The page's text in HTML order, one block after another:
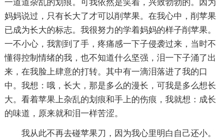
一道道杂乱的划痕。可我依然是笑着，兴致勃勃的。因为
妈妈说过，只有长大了才可以削苹果。在我心中，削苹果
已成为长大的标志。我很努力的学着妈妈的样子削苹果。
一不小心，我割到了手，疼痛感一下子侵袭过来，当时不
懂得控制情绪的我，也不知道什么坚强，泪一下子涌了出
来，在我脸上肆意的打转。其中有一滴泪落进了我的口
中。我想：哦，长大，那是多么的漫长，可我是多么想长
大。看着苹果上杂乱的划痕和手上的伤痕，我就想：成长
的味道，原来就和泪一样苦涩。
我从此不再去碰苹果刀，因为我心里明白自己还小。